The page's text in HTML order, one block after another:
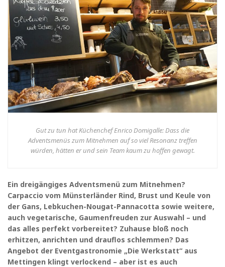
Gut zu tun hat Küchenchef Enrico Domigalle: Dass die
Adventsmenüs zum Mitnehmen auf so viel Resonanz treffen
würden, hätten er und sein Team kaum zu hoffen gewagt.
Ein dreigängiges Adventsmenü zum Mitnehmen?
Carpaccio vom Münsterländer Rind, Brust und Keule von
der Gans, Lebkuchen-Nougat-Pannacotta sowie weitere,
auch vegetarische, Gaumenfreuden zur Auswahl – und
das alles perfekt vorbereitet? Zuhause bloß noch
erhitzen, anrichten und drauflos schlemmen? Das
Angebot der Eventgastronomie „Die Werkstatt“ aus
Mettingen klingt verlockend – aber ist es auch